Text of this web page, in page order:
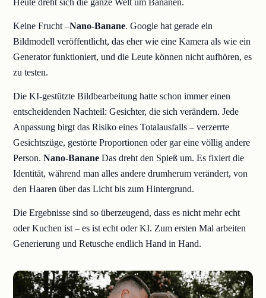
Heute dreht sich die ganze Welt um Bananen.
Keine Frucht –Nano-Banane. Google hat gerade ein
Bildmodell veröffentlicht, das eher wie eine Kamera als wie ein
Generator funktioniert, und die Leute können nicht aufhören, es
zu testen.
Die KI-gestützte Bildbearbeitung hatte schon immer einen
entscheidenden Nachteil: Gesichter, die sich verändern. Jede
Anpassung birgt das Risiko eines Totalausfalls – verzerrte
Gesichtszüge, gestörte Proportionen oder gar eine völlig andere
Person.Nano-Banane Das dreht den Spieß um. Es fixiert die
Identität, während man alles andere drumherum verändert, von
den Haaren über das Licht bis zum Hintergrund.
Die Ergebnisse sind so überzeugend, dass es nicht mehr echt
oder Kuchen ist – es ist echt oder KI. Zum ersten Mal arbeiten
Generierung und Retusche endlich Hand in Hand.